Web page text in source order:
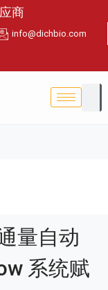
商
info@dichbio.com
量自动
系统赋